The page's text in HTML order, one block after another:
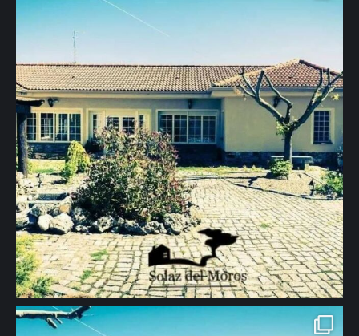
aria-hidden="true">
655444294 #casarural #turismorural #viajes #turismo #descanso
#naturaleza #relax #tranquilidad #segovia" aria-hidden="true">